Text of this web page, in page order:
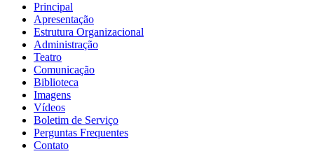
Principal
Apresentação
Estrutura Organizacional
Administração
Teatro
Comunicação
Biblioteca
Imagens
Vídeos
Boletim de Serviço
Perguntas Frequentes
Contato